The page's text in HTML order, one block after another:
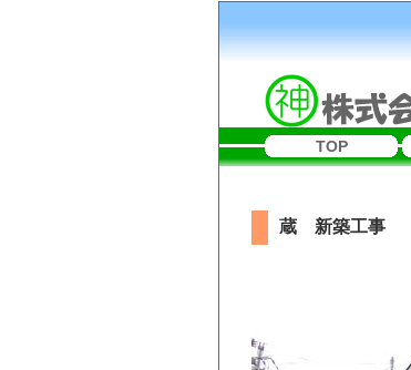
TOP
蔵 新築工事